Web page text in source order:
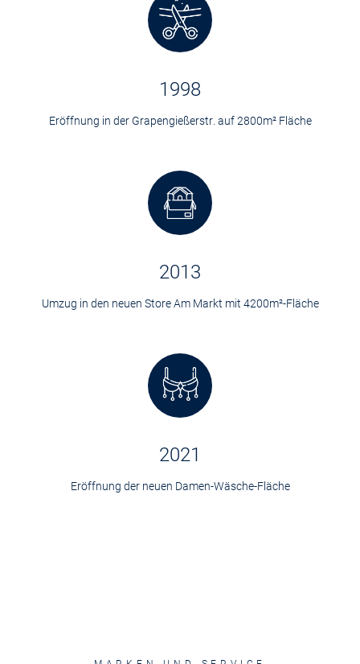
1998
Eröffnung in der Grapengießerstr. auf 2800m² Fläche
2013
Umzug in den neuen Store Am Markt mit 4200m²-Fläche
2021
Eröffnung der neuen Damen-Wäsche-Fläche